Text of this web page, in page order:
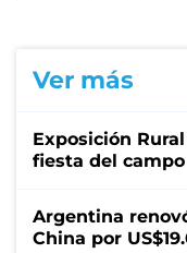
Ver más
Exposición
fiesta del campo
Argentina
China por